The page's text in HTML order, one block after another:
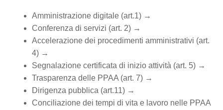
Amministrazione digitale (art.1) →
Conferenza di servizi (art. 2) →
Accelerazione dei procedimenti amministrativi (art.
4) →
Segnalazione certificata di inizio attività (art. 5) →
Trasparenza delle PPAA (art. 7) →
Dirigenza pubblica (art.11) →
Conciliazione dei tempi di vita e lavoro nelle PPAA